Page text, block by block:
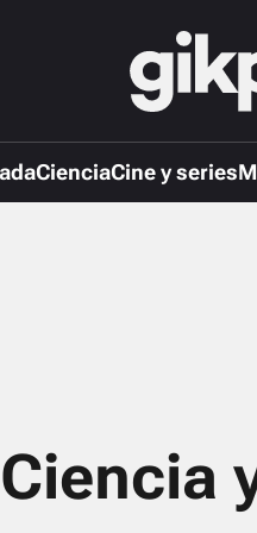
CienciaCine y series